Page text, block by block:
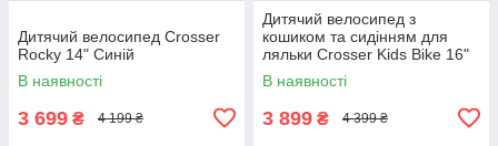
Дитячий велосипед Crosser
Rocky 14" Синій
В наявності
3 699 ₴ 4 199 ₴
Дитячий велосипед з
кошиком та сидінням для
ляльки Crosser Kids Bike 16"
Фіолетовий
В наявності
3 899 ₴ 4 399 ₴